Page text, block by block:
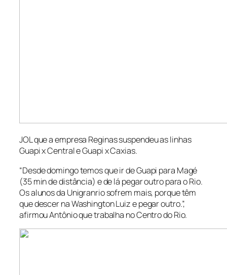
JOL que a empresa Reginas suspendeu as linhas
Guapi x Central e Guapi x Caxias.
“Desde domingo temos que ir de Guapi para Magé
(35 min de distância) e de lá pegar outro para o Rio.
Os alunos da Unigranrio sofrem mais, porque têm
que descer na Washington Luiz e pegar outro.”,
afirmou Antônio que trabalha no Centro do Rio.